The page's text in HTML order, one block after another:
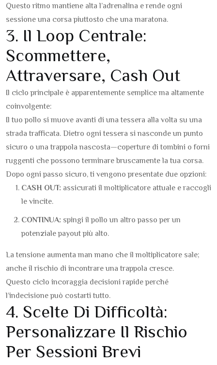
Questo ritmo mantiene alta l’adrenalina e rende ogni
sessione una corsa piuttosto che una maratona.
3. Il Loop Centrale:
Scommettere,
Attraversare, Cash Out
Il ciclo principale è apparentemente semplice ma altamente
coinvolgente:
Il tuo pollo si muove avanti di una tessera alla volta su una
strada trafficata. Dietro ogni tessera si nasconde un punto
sicuro o una trappola nascosta—coperture di tombini o forni
ruggenti che possono terminare bruscamente la tua corsa.
Dopo ogni passo sicuro, ti vengono presentate due opzioni:
CASH OUT: assicurati il moltiplicatore attuale e raccogli
le vincite.
CONTINUA: spingi il pollo un altro passo per un
potenziale payout più alto.
La tensione aumenta man mano che il moltiplicatore sale;
anche il rischio di incontrare una trappola cresce.
Questo ciclo incoraggia decisioni rapide perché
l’indecisione può costarti tutto.
4. Scelte Di Difficoltà:
Personalizzare Il Rischio
Per Sessioni Brevi